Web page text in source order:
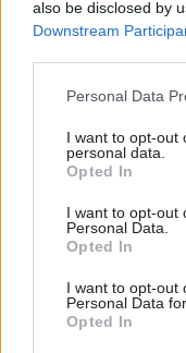
also be disclosed by
Downstream
Please note that this
not limited to your
grant or deny
use your data for
consent section.
Personal Data
I want to opt-out
personal data.
Opted In
I want to opt-out
Personal Data.
Opted In
I want to opt-out
Personal Data
Opted In
4 domáce
(video)
stereotyp,
režiséra
Inšpirácie
jedáleň,kov,červená